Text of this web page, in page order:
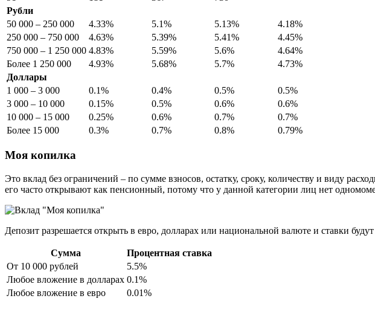
Рубли
50 000 – 250 000
4.33% 5.1% 5.13%
4.18%
250 000 – 750 000
4.63% 5.39% 5.41%
4.45%
750 000 – 1 250 000 4.83% 5.59% 5.6%
4.64%
Более 1 250 000
4.93% 5.68% 5.7%
4.73%
Доллары
1 000 – 3 000
0.1% 0.4% 0.5%
0.5%
3 000 – 10 000
0.15% 0.5% 0.6%
0.6%
10 000 – 15 000
0.25% 0.6% 0.7%
0.7%
Более 15 000
0.3% 0.7% 0.8% 0.79%
Моя копилка
Это вклад без ограничений – по сумме взносов, остатку, сроку, количеству и виду
его часто открывают как пенсионный, потому что у данной категории лиц нет
Депозит разрешается открыть в евро, долларах или национальной валюте и ставки
Сумма
Процентная ставка
От 10 000 рублей
5.5%
Любое вложение в долларах 0.1%
Любое вложение в евро
0.01%